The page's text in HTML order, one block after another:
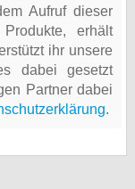
Aufruf dieser
erhält
ihr unsere
dabei gesetzt
Partner dabei
.